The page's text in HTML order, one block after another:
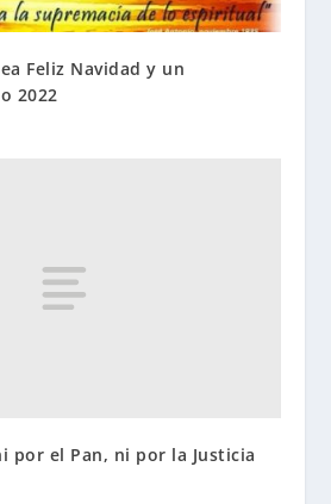
Feliz Navidad y un
2022
por el Pan, ni por la Justicia